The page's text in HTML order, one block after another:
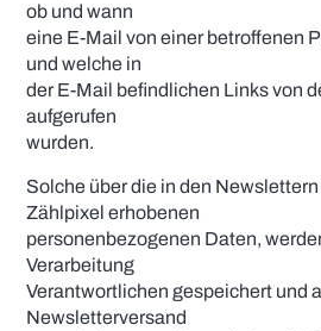
ob und wann
eine E-Mail von einer betroffenen
und welche in
der E-Mail befindlichen Links von
aufgerufen
wurden.
Solche über die in den
Zählpixel erhobenen
personenbezogenen Daten,
Verarbeitung
Verantwortlichen gespeichert und
Newsletterversand